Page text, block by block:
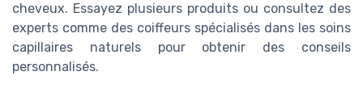
cheveux. Essayez plusieurs produits ou consultez des
experts comme des coiffeurs spécialisés dans les soins
capillaires naturels pour obtenir des conseils
personnalisés.